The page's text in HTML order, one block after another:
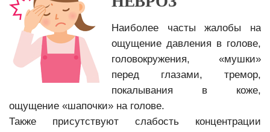
Наиболее часты жалобы на
ощущение давления в голове,
головокружения, «мушки»
перед глазами, тремор,
покалывания в коже,
ощущение «шапочки» на голове.
Также присутствуют слабость концентрации